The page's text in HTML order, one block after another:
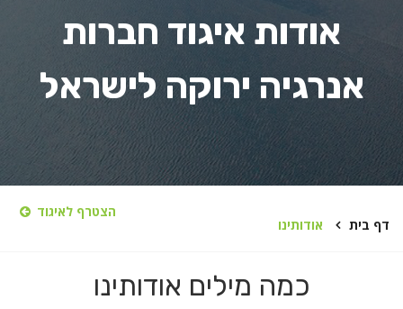
אודות איגוד חברות
אנרגיה ירוקה לישראל
דף בית אודותינו
הצטרף לאיגוד
כמה מילים אודותינו